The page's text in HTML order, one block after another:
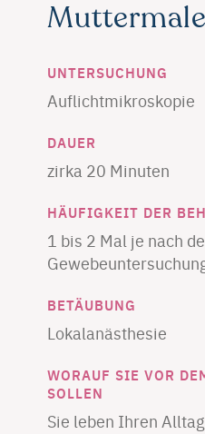
UNTERSUCHUNG
Auflichtmikroskopie
DAUER
zirka 20 Minuten
HÄUFIGKEIT DER
1 bis 2 Mal je nach
BETÄUBUNG
Lokalanästhesie
WORAUF SIE VOR
SOLLEN
Sie leben Ihren